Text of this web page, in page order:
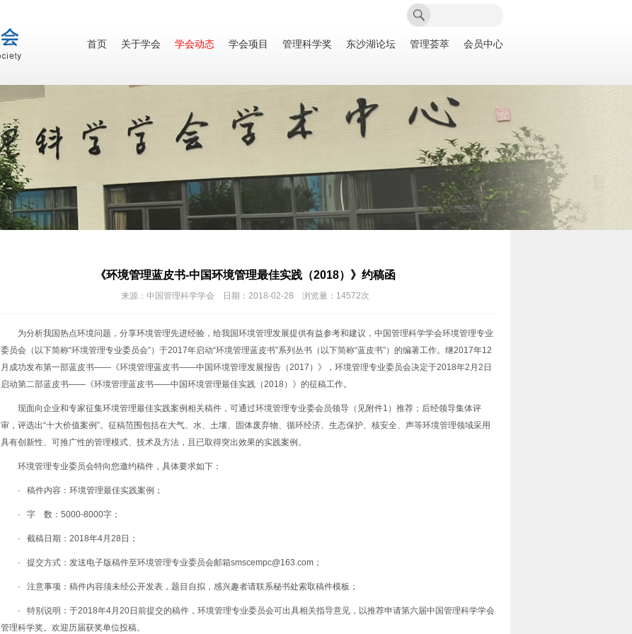
首页 关于学会 学会动态 学会项目 管理科学奖 东沙湖论坛 管理荟萃 会员中心
《环境管理蓝皮书-中国环境管理最佳实践（2018）》约稿函
来源：中国管理科学学会 日期：2018-02-28 浏览量：14572次
为分析我国热点环境问题，分享环境管理先进经验，给我国环境管理发展提供有益参考和建议，中国管理科学学会环境管理专业
委员会（以下简称“环境管理专业委员会”）于2017年启动“环境管理蓝皮书”系列丛书（以下简称“蓝皮书”）的编著工作。继2017年12
月成功发布第一部蓝皮书——《环境管理蓝皮书——中国环境管理发展报告（2017）》，环境管理专业委员会决定于2018年2月2日
启动第二部蓝皮书——《环境管理蓝皮书——中国环境管理最佳实践（2018）》的征稿工作。
现面向企业和专家征集环境管理最佳实践案例相关稿件，可通过环境管理专业委会员领导（见附件1）推荐；后经领导集体评
审，评选出“十大价值案例”。征稿范围包括在大气、水、土壤、固体废弃物、循环经济、生态保护、核安全、声等环境管理领域采用
具有创新性、可推广性的管理模式、技术及方法，且已取得突出效果的实践案例。
环境管理专业委员会特向您邀约稿件，具体要求如下：
· 稿件内容：环境管理最佳实践案例；
· 字 数：5000-8000字；
· 截稿日期：2018年4月28日；
· 提交方式：发送电子版稿件至环境管理专业委员会邮箱smscempc@163.com；
· 注意事项：稿件内容须未经公开发表，题目自拟，感兴趣者请联系秘书处索取稿件模板；
· 特别说明：于2018年4月20日前提交的稿件，环境管理专业委员会可出具相关指导意见，以推荐申请第六届中国管理科学学会
管理科学奖。欢迎历届获奖单位投稿。